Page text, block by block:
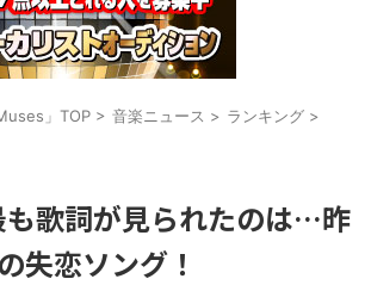
」TOP > 音楽ニュース > ランキング >
歌詞が見られたのは…昨
失恋ソング！